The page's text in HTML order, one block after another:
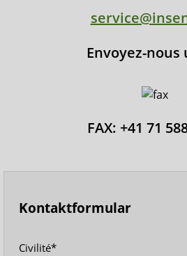
Envoyez-nous
FAX: +41 71
Kontaktformular
Civilité*